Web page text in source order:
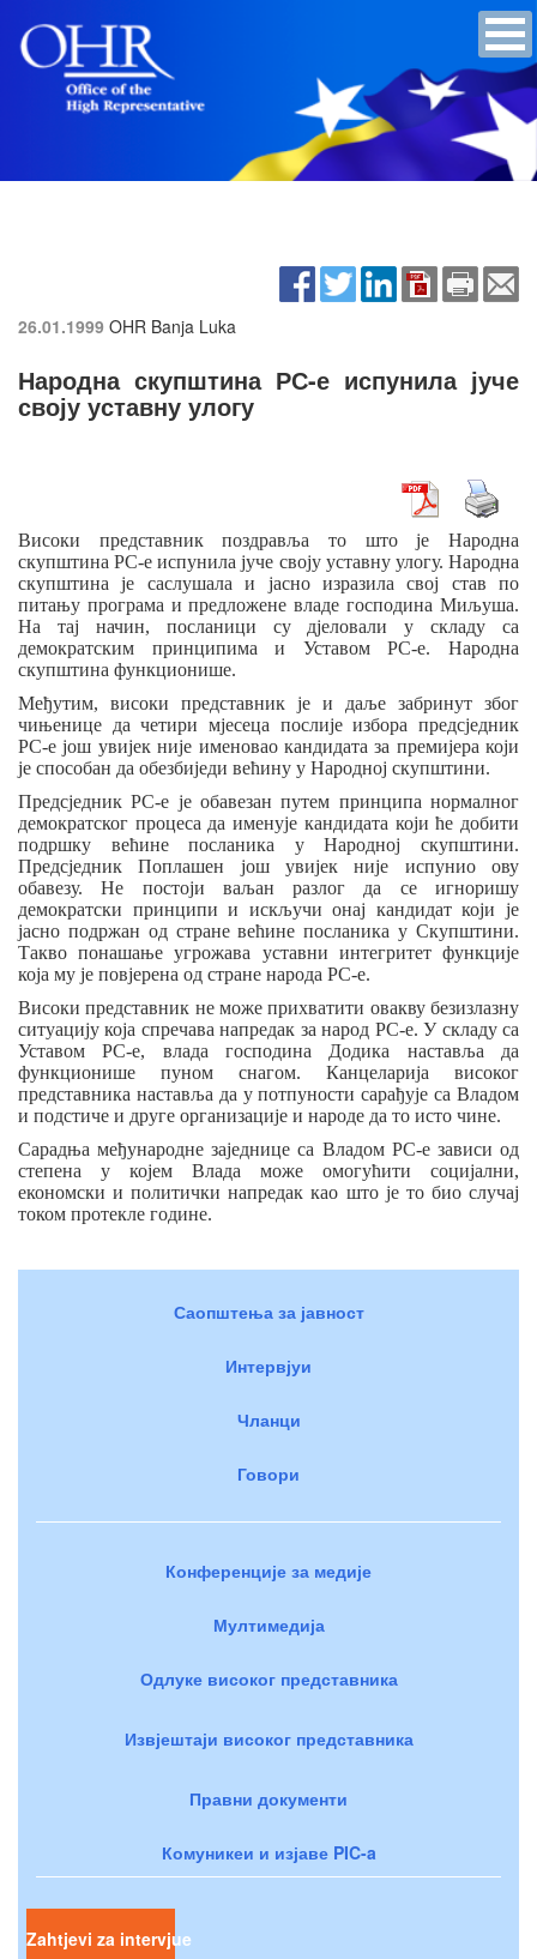
26.01.1999 OHR Banja Luka
Народна скупштина РС-е испунила јуче
своју уставну улогу
Високи представник поздравља то што је Народна
скупштина РС-е испунила јуче своју уставну улогу. Народна
скупштина је саслушала и јасно изразила свој став по
питању програма и предложене владе господина Миљуша.
На тај начин, посланици су дјеловали у складу са
демократским принципима и Уставом РС-е. Народна
скупштина функционише.
Међутим, високи представник је и даље забринут због
чињенице да четири мјесеца послије изборапредсједник
РС-е још увијек није именовао кандидата за премијера који
је способан да обезбиједи већину у Народној скупштини.
Предсједник РС-е је обавезан путем принципа нормалног
демократског процеса да именује кандидата који ће добити
подршку већине посланика у Народној скупштини.
Предсједник Поплашен још увијек није испунио ову
обавезу. Не постоји ваљан разлог да се игноришу
демократски принципи и искључи онај кандидат који је
јасно подржан од стране већине посланика у Скупштини.
Такво понашање угрожава уставни интегритет функције
која му је повјерена од стране народа РС-е.
Високипредставник не може прихватити овакву безизлазну
ситуацију која спречава напредак за народ РС-е. У складу са
Уставом РС-е, влада господина Додика наставља да
функционише пуном снагом. Канцеларија високог
представника наставља да у потпуности сарађује са Владом
и подстиче и друге организације и народе да то исто чине.
Сарадња међународне заједнице са Владом РС-е зависи од
степена у којем Влада може омогућити социјални,
економски и политички напредак као што је то био случај
током протекле године.
Саопштења за јавност
Интервјуи
Чланци
Говори
Конференције за медије
Мултимедија
Одлуке високог представника
Извјештаји високог представника
Правни документи
Комуникеи и изјаве PIC-a
Zahtjevi za intervjue